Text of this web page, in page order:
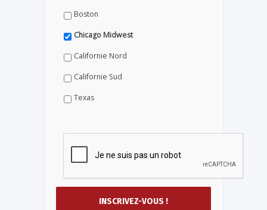
Boston
Chicago Midwest
Californie Nord
Californie Sud
Texas